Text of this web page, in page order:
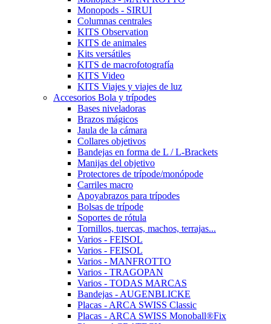
Monopods - SIRUI
Columnas centrales
KITS Observation
KITS de animales
Kits versátiles
KITS de macrofotografía
KITS Video
KITS Viajes y viajes de luz
Accesorios Bola y trípodes
Bases niveladoras
Brazos mágicos
Jaula de la cámara
Collares objetivos
Bandejas en forma de L / L-Brackets
Manijas del objetivo
Protectores de trípode/monópode
Carriles macro
Apoyabrazos para trípodes
Bolsas de trípode
Soportes de rótula
Tornillos, tuercas, machos, terrajas...
Varios - FEISOL
Varios - FEISOL
Varios - MANFROTTO
Varios - TRAGOPAN
Varios - TODAS MARCAS
Bandejas - AUGENBLICKE
Placas - ARCA SWISS Classic
Placas - ARCA SWISS Monoball®Fix